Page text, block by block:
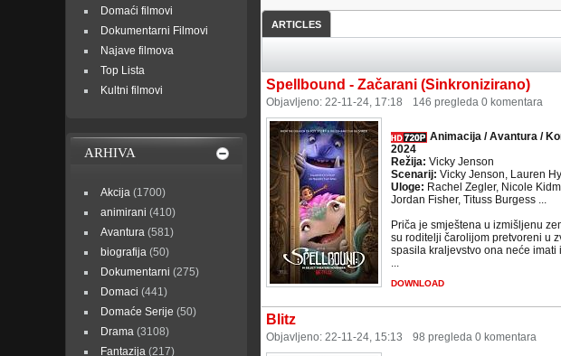
ARTICLES
Spellbound - Začarani (Sinkronizirano)
Objavljeno: 22-11-24, 17:18 146 pregleda 0 komentara
Animacija / Avantura /
2024
Režija: Vicky Jenson
Scenarij: Vicky Jenson, Lauren
Uloge: Rachel Zegler, Nicole
Jordan Fisher, Tituss Burgess ...
Priča je smještena u izmišljenu
su roditelji čarolijom pretvoreni u
spasila kraljevstvo ona neće
...
DOWNLOAD
Blitz
Objavljeno: 22-11-24, 15:13 98 pregleda 0 komentara
Domaći filmovi
Dokumentarni Filmovi
Najave filmova
Top Lista
Kultni filmovi
ARHIVA
Akcija(1700)
animirani (410)
Avantura(581)
biografija(50)
Dokumentarni (275)
Domaci (441)
Domaće Serije (50)
Drama(3108)
Fantazija(217)